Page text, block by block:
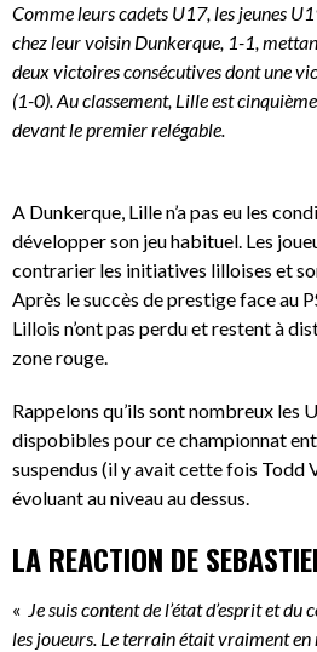
Comme leurs cadets U17, les jeunes
chez leur voisin Dunkerque, 1-1,
deux victoires consécutives dont une
(1-0). Au classement, Lille est
devant le premier relégable.
A Dunkerque, Lille n’a pas eu les
développer son jeu habituel. Les
contrarier les initiatives lilloises et
Après le succès de prestige face au
Lillois n’ont pas perdu et restent à
zone rouge.
Rappelons qu’ils sont nombreux les
dispobibles pour ce championnat
suspendus (il y avait cette fois Todd
évoluant au niveau au dessus.
LA REACTION DE
« Je suis content de l’état d’esprit et
les joueurs. Le terrain était vraiment